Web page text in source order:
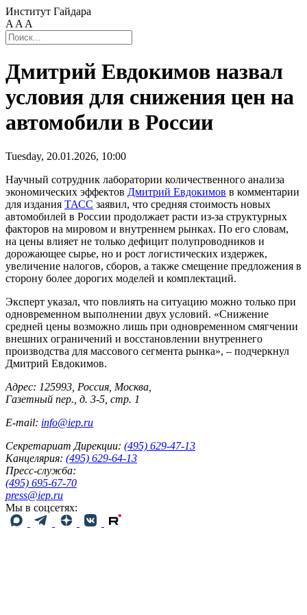
Институт Гайдара
A A A
Дмитрий Евдокимов назвал
условия для снижения цен на
автомобили в России
Tuesday, 20.01.2026, 10:00
Научный сотрудник лаборатории количественного анализа
экономических эффектов Дмитрий Евдокимов в комментарии
для издания ТАСС заявил, что средняя стоимость новых
автомобилей в России продолжает расти из-за структурных
факторов на мировом и внутреннем рынках. По его словам,
на цены влияет не только дефицит полупроводников и
дорожающее сырье, но и рост логистических издержек,
увеличение налогов, сборов, а также смещение предложения в
сторону более дорогих моделей и комплектаций.
Эксперт указал, что повлиять на ситуацию можно только при
одновременном выполнении двух условий. «Снижение
средней цены возможно лишь при одновременном смягчении
внешних ограничений и восстановлении внутреннего
производства для массового сегмента рынка», – подчеркнул
Дмитрий Евдокимов.
Адрес: 125993, Россия, Москва,
Газетный пер., д. 3-5, стр. 1
E-mail: info@iep.ru
Секретариат Дирекции: (495) 629-47-13
Канцелярия: (495) 629-64-13
Пресс-служба:
(495) 695-67-70
press@iep.ru
Мы в соцсетях: